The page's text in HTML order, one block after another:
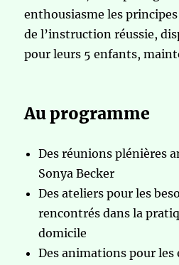
enthousiasme les
de l’instruction réussie,
pour leurs 5 enfants,
Au programme
Des réunions plénières
Sonya Becker
Des ateliers pour les
rencontrés dans la
domicile
Des animations pour